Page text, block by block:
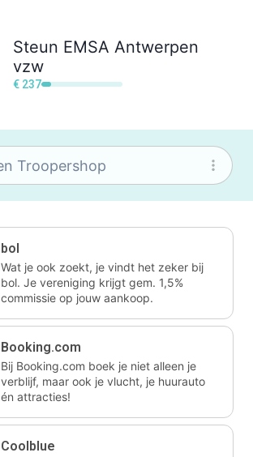
Steun EMSA Antwerpen
vzw
€ 237
bol
Wat je ook zoekt, je vindt het zeker bij
bol. Je vereniging krijgt gem. 1,5%
commissie op jouw aankoop.
Booking.com
Bij Booking.com boek je niet alleen je
verblijf, maar ook je vlucht, je huurauto
én attracties!
Coolblue